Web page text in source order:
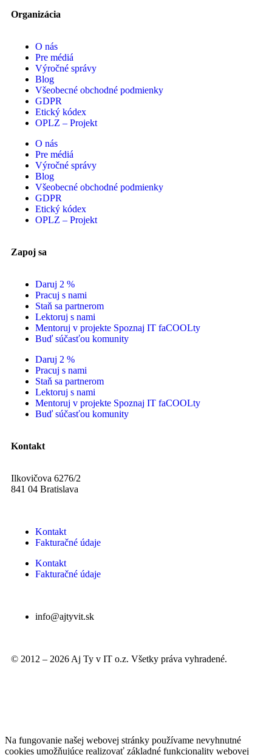
Organizácia
O nás
Pre médiá
Výročné správy
Blog
Všeobecné obchodné podmienky
GDPR
Etický kódex
OPLZ – Projekt
O nás
Pre médiá
Výročné správy
Blog
Všeobecné obchodné podmienky
GDPR
Etický kódex
OPLZ – Projekt
Zapoj sa
Daruj 2 %
Pracuj s nami
Staň sa partnerom
Lektoruj s nami
Mentoruj v projekte Spoznaj IT faCOOLty
Buď súčasťou komunity
Daruj 2 %
Pracuj s nami
Staň sa partnerom
Lektoruj s nami
Mentoruj v projekte Spoznaj IT faCOOLty
Buď súčasťou komunity
Kontakt
Ilkovičova 6276/2
841 04 Bratislava
Kontakt
Fakturačné údaje
Kontakt
Fakturačné údaje
info@ajtyvit.sk
© 2012 – 2026 Aj Ty v IT o.z. Všetky práva vyhradené.
Na fungovanie našej webovej stránky používame nevyhnutné
cookies umožňujúce realizovať základné funkcionality webovej